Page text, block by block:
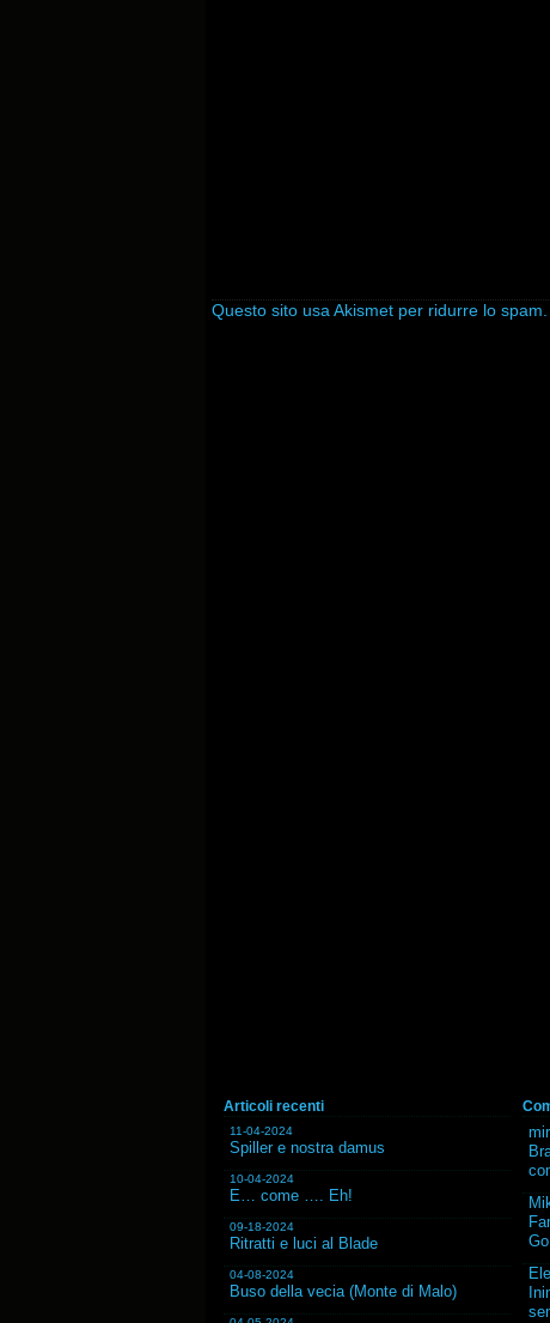
Questo sito usa Akismet per ridurre lo spam.
Articoli recenti
11-04-2024
Spiller e nostra damus
10-04-2024
E… come …. Eh!
09-18-2024
Ritratti e luci al Blade
04-08-2024
Buso della vecia (Monte di Malo)